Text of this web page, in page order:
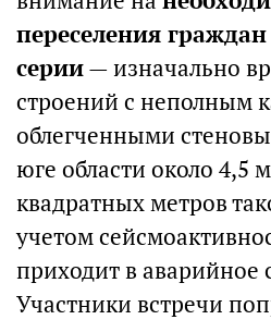
переселения
серии— изначально
строений с неполным
облегченными
юге области около 4,5
квадратных метров
учетом
приходит в аварийное
Участники встречи